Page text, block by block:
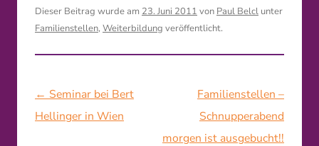
Dieser Beitrag wurde am 23. Juni 2011 von Paul Belcl unter
Familienstellen, Weiterbildung veröffentlicht.
Beitragsnavigation
← Seminar bei Bert
Hellinger in Wien
Familienstellen –
Schnupperabend
morgen ist ausgebucht!!